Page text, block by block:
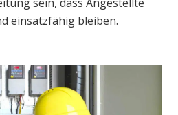
einsatzfähig bleiben.